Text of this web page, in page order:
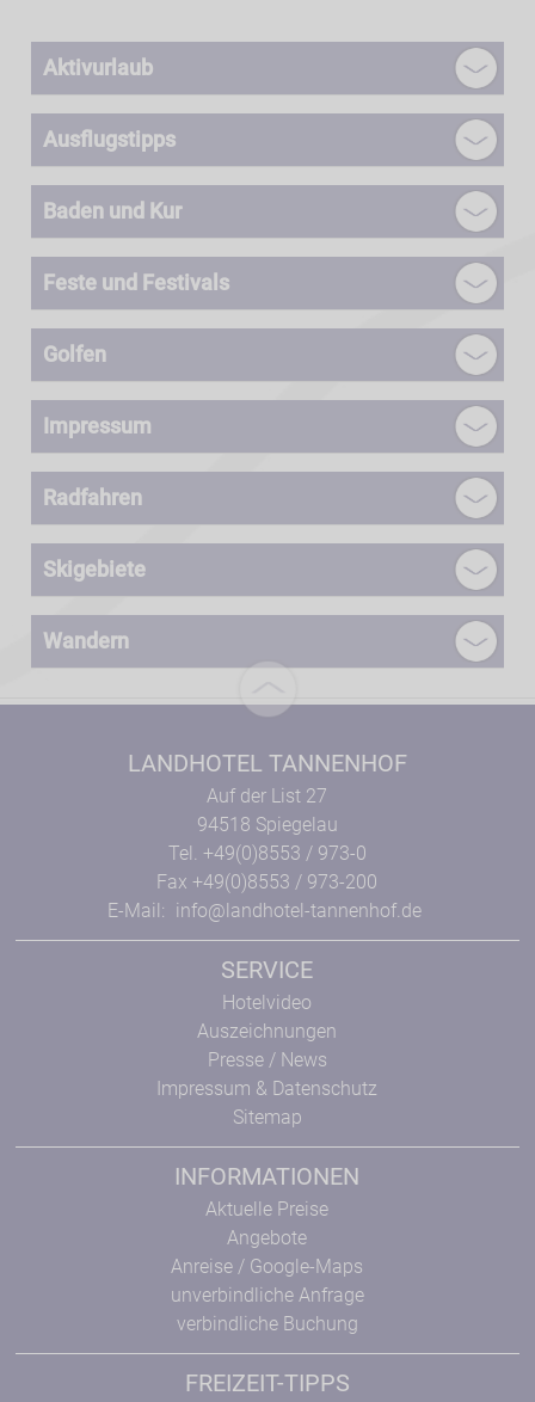
Aktivurlaub
Ausflugstipps
Baden und Kur
Feste und Festivals
Golfen
Impressum
Radfahren
Skigebiete
Wandern
LANDHOTEL TANNENHOF
Auf der List 27
94518 Spiegelau
Tel. +49(0)8553 / 973-0
Fax +49(0)8553 / 973-200
E-Mail: info@landhotel-tannenhof.de
SERVICE
Hotelvideo
Auszeichnungen
Presse / News
Impressum & Datenschutz
Sitemap
INFORMATIONEN
Aktuelle Preise
Angebote
Anreise / Google-Maps
unverbindliche Anfrage
verbindliche Buchung
FREIZEIT-TIPPS